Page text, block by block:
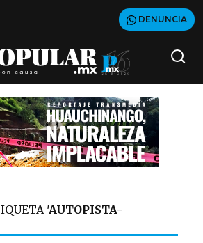
DENUNCIA
'AUTOPISTA-